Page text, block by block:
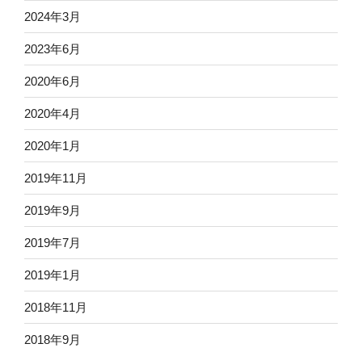
2024年3月
2023年6月
2020年6月
2020年4月
2020年1月
2019年11月
2019年9月
2019年7月
2019年1月
2018年11月
2018年9月